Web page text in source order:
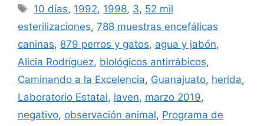
Etiquetas
10 días, 1992, 1998, 3, 52 mil
esterilizaciones, 788 muestras encefálicas
caninas, 879 perros y gatos, agua y jabón,
Alicia Rodríguez, biológicos antirrábicos,
Caminando a la Excelencia, Guanajuato, herida,
Laboratorio Estatal, laven, marzo 2019,
negativo, observación animal, Programa de